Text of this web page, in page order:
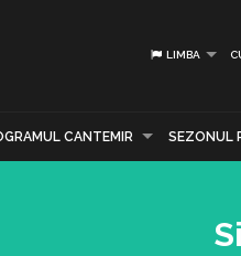
LIMBA
CANTEMIR SEZONUL